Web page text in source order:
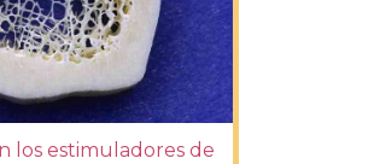
los estimuladores de